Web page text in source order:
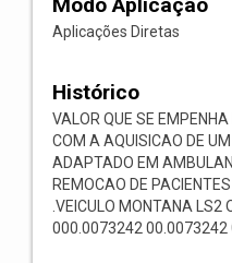
Aplicações Diretas
Histórico
VALOR QUE SE
COM A AQUISICAO DE
ADAPTADO EM
REMOCAO DE
.VEICULO MONTANA LS2
000.0073242 00.0073242